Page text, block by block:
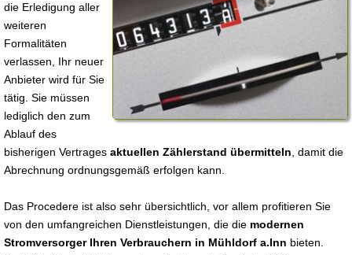
die Erledigung aller
weiteren
Formalitäten
verlassen, Ihr neuer
Anbieter wird für Sie
tätig. Sie müssen
lediglich den zum
Ablauf des
bisherigen Vertrages aktuellen Zählerstand übermitteln , damit die
Abrechnung ordnungsgemäß erfolgen kann.
Das Procedere ist also sehr übersichtlich, vor allem profitieren Sie
von den umfangreichen Dienstleistungen, die die modernen
Stromversorger Ihren Verbrauchern in Mühldorf a.Inn bieten.